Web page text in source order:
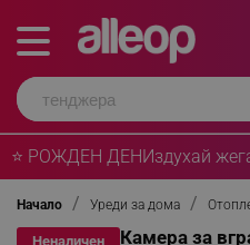
⭐ РОЖДЕН ДЕНИздухай
Начало Уреди за дома
Неналичен Камера за